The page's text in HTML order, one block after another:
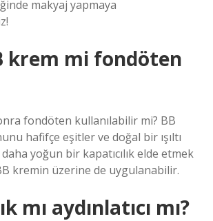
makyaj yapmaya
krem mi fondöten
fondöten kullanılabilir mi? BB
hafifçe eşitler ve doğal bir ışıltı
yoğun bir kapatıcılık elde etmek
kremin üzerine de uygulanabilir.
mı aydınlatıcı mı?